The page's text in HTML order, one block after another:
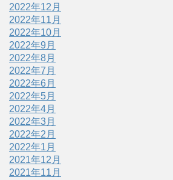
2022年12月
2022年11月
2022年10月
2022年9月
2022年8月
2022年7月
2022年6月
2022年5月
2022年4月
2022年3月
2022年2月
2022年1月
2021年12月
2021年11月